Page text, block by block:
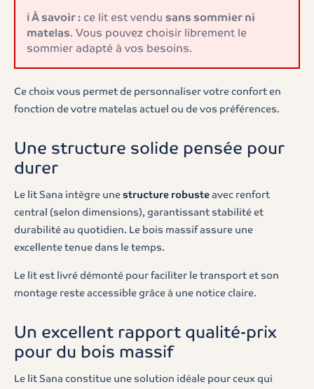
ℹ️ À savoir :ce lit est vendu sans sommier ni
matelas. Vous pouvez choisir librement le
sommier adapté à vos besoins.
Ce choix vous permet de personnaliser votre confort en
fonction de votre matelas actuel ou de vos préférences.
Une structure solide pensée pour
durer
Le lit Sana intègre unestructure robusteavec renfort
central (selon dimensions), garantissant stabilité et
durabilité au quotidien. Le bois massif assure une
excellente tenue dans le temps.
Le lit est livré démonté pour faciliter le transport et son
montage reste accessible grâce à une notice claire.
Un excellent rapport qualité-prix
pour du bois massif
Le lit Sana constitue une solution idéale pour ceux qui